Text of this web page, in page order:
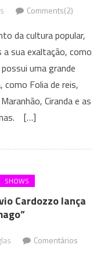
Comments(2)
da cultura popular,
sua exaltação, como
uma grande
como Folia de reis,
Ciranda e as
[…]
SHOWS
Cardozzo lança
Comentários